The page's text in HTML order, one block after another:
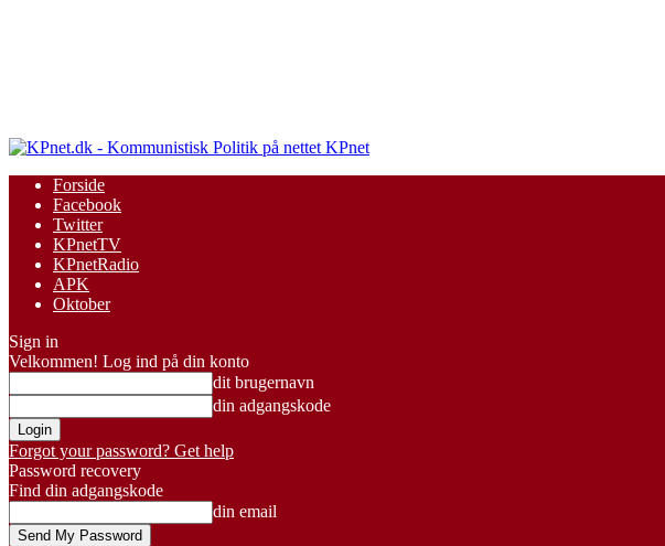
KPnet
Forside
Facebook
Twitter
KPnetTV
KPnetRadio
APK
Oktober
Sign in
Velkommen! Log ind på din konto
dit brugernavn
din adgangskode
Forgot your password? Get help
Password recovery
Find din adgangskode
din email